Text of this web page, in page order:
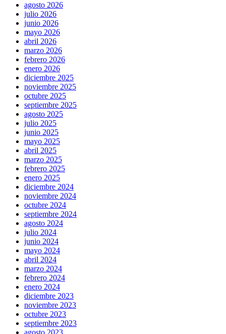
agosto 2026
julio 2026
junio 2026
mayo 2026
abril 2026
marzo 2026
febrero 2026
enero 2026
diciembre 2025
noviembre 2025
octubre 2025
septiembre 2025
agosto 2025
julio 2025
junio 2025
mayo 2025
abril 2025
marzo 2025
febrero 2025
enero 2025
diciembre 2024
noviembre 2024
octubre 2024
septiembre 2024
agosto 2024
julio 2024
junio 2024
mayo 2024
abril 2024
marzo 2024
febrero 2024
enero 2024
diciembre 2023
noviembre 2023
octubre 2023
septiembre 2023
agosto 2023